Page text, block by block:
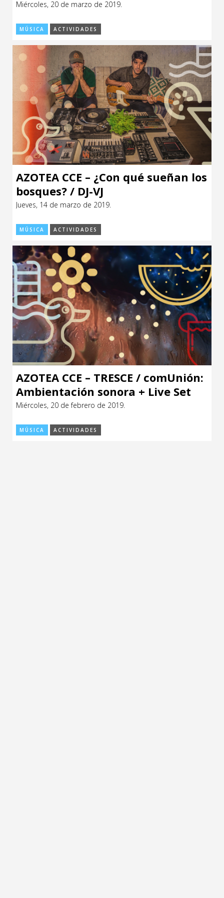
Espacio itinerante de lectura infantil
Formación
Género y Diversidad
Infantil y Juvenil
Letras
Medio Ambiente
Música
Sin categoría
Miércoles, 20 de marzo de 2019.
MÚSICA ACTIVIDADES
AZOTEA CCE – ¿Con qué sueñan los
bosques? / DJ-VJ
Jueves, 14 de marzo de 2019.
MÚSICA ACTIVIDADES
AZOTEA CCE – TRESCE / comUnión:
Ambientación sonora + Live Set
Miércoles, 20 de febrero de 2019.
MÚSICA ACTIVIDADES